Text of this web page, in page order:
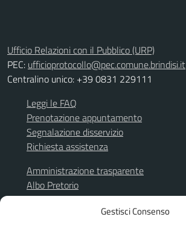
Gestisci Consenso
Ufficio Relazioni con il Pubblico (URP)
PEC: ufficioprotocollo@pec.comune.brindisi.it
Centralino unico: +39 0831 229111
Leggi le FAQ
Prenotazione appuntamento
Segnalazione disservizio
Richiesta assistenza
Amministrazione trasparente
Albo Pretorio
Segnalazione illeciti
Informativa privacy